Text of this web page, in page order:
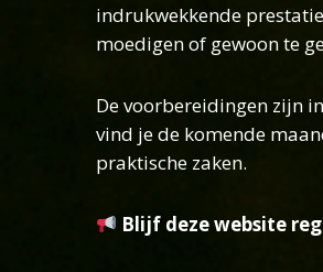
indrukwekkende
moedigen of gewoon te
De voorbereidingen zijn
vind je de komende
praktische zaken.
Blijf deze website